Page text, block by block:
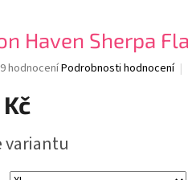
Haven Sherpa
Průměrné
produktu
je
z
hvězdiček.
9 hodnoceníPodrobnosti hodnocení
variantu